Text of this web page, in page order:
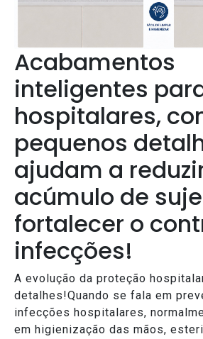
Acabamentos
inteligentes
hospitalares,
pequenos
ajudam a
acúmulo de
fortalecer o
infecções!
A evolução da proteção
detalhes!Quando se fala em
infecções hospitalares,
em higienização das mãos,